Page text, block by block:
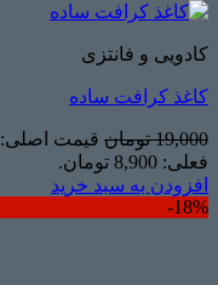
کادویی و فانتزی
کاغذ کرافت ساده
19,000 تومان قیمت اصلی: 19,000 تومان بود.
فعلی: 8,900 تومان.
افزودن به سبد خرید
18%-